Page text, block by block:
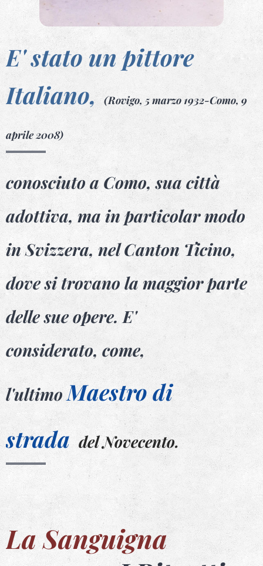
E' stato un pittore
Italiano,
(Rovigo, 5 marzo 1932-Como, 9
aprile 2008)
conosciuto a Como, sua città
adottiva, ma in particolar modo
in Svizzera, nel Canton Ticino,
dove si trovano la maggior parte
delle sue opere. E'
considerato, come,
l'ultimoMaestro di
strada del Novecento.
La Sanguigna